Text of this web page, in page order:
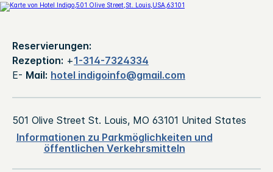
Reservierungen:
Rezeption: +1-314-7324334
E- Mail: hotel indigoinfo@gmail.com
501 Olive Street St. Louis, MO 63101 United States
Informationen zu Parkmöglichkeiten und
öffentlichen Verkehrsmitteln